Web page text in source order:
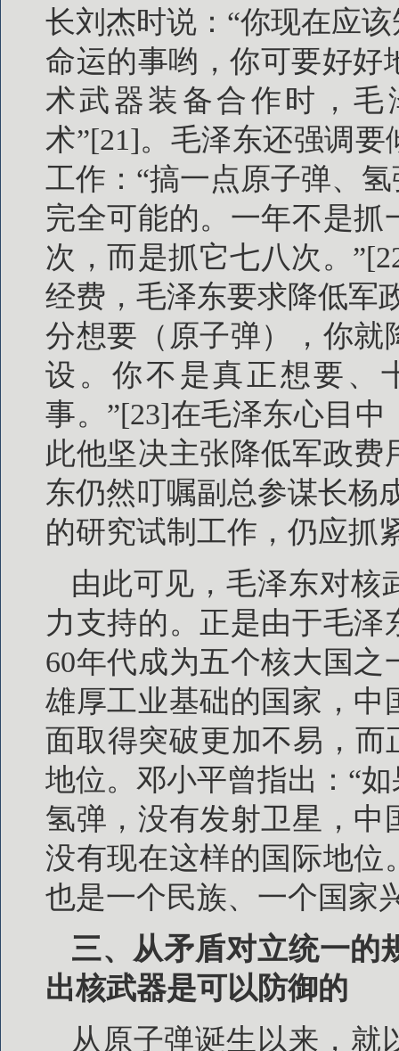
长刘杰时说：“你现在应
命运的事哟，你可要好好
术武器装备合作时，
术”[21]。毛泽东还强调
工作：“搞一点原子弹、
完全可能的。一年不是
次，而是抓它七八次。
经费，毛泽东要求降低军
分想要（原子弹），你就
设。你不是真正想要、
事。”[23]在毛泽东心目
此他坚决主张降低军政
东仍然叮嘱副总参谋长杨
的研究试制工作，仍应抓
由此可见，毛泽东对核
力支持的。正是由于毛泽
60年代成为五个核大国
雄厚工业基础的国家，中
面取得突破更加不易，而
地位。邓小平曾指出：“
氢弹，没有发射卫星，
没有现在这样的国际地位
也是一个民族、一个国家
三、从矛盾对立统一的
出核武器是可以防御的
从原子弹诞生以来，就